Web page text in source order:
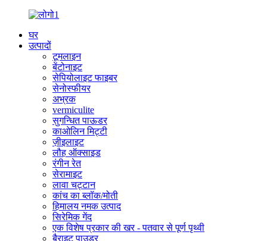
घर
उत्पादों
टूमलाइन
बेंटोनाइट
सेपियोलाइट फाइबर
सेनोस्फीयर
अभ्रक
vermiculite
सुगन्धित पाऊडर
काओलिन मिट्टी
ज़ीइलाइट
लौह ऑक्साइड
रंगीन रेत
सेरामाइट
लावा चट्टान
कांच का ब्लॉक/मोती
हिमालय नमक उत्पाद
सिरेमिक गेंद
एक विशेष प्रकार की खर - पतवार से पूर्ण पृथ्वी
बैराइट पाउडर